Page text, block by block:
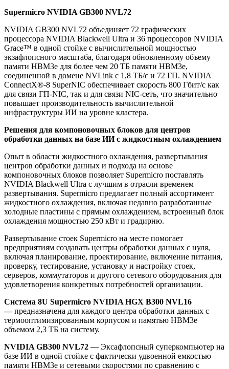
Supermicro NVIDIA GB300 NVL72
NVIDIA GB300 NVL72 объединяет 72 графических
процессора NVIDIA Blackwell Ultra и 36 процессоров NVIDIA
Grace™ в одной стойке с вычислительной мощностью
экзафлопсного масштаба, благодаря обновленному объему
памяти HBM3e для более чем 20 ТБ памяти HBM3e,
соединенной в домене NVLink с 1,8 ТБ/с и 72 ГП. NVIDIA
ConnectX®-8 SuperNIC обеспечивает скорость 800 Гбит/с как
для связи ГП-NIC, так и для связи NIC-сеть, что значительно
повышает производительность вычислительной
инфраструктуры ИИ на уровне кластера.
Решения для компоновочных блоков для центров
обработки данных на базе ИИ с жидкостным охлаждением
Опыт в области жидкостного охлаждения, развертывания
центров обработки данных и подхода на основе
компоновочных блоков позволяет Supermicro поставлять
NVIDIA Blackwell Ultra с лучшим в отрасли временем
развертывания. Supermicro предлагает полный ассортимент
жидкостного охлаждения, включая недавно разработанные
холодные пластины с прямым охлаждением, встроенный блок
охлаждения мощностью 250 кВт и градирню.
Развертывание стоек Supermicro на месте помогает
предприятиям создавать центры обработки данных с нуля,
включая планирование, проектирование, включение питания,
проверку, тестирование, установку и настройку стоек,
серверов, коммутаторов и другого сетевого оборудования для
удовлетворения конкретных потребностей организации.
Система 8U Supermicro NVIDIA HGX B300 NVL16
—предназначена для каждого центра обработки данных с
термооптимизированным корпусом и памятью HBM3e
объемом 2,3 ТБ на систему.
NVIDIA GB300 NVL72 —Эксафлопсный суперкомпьютер на
базе ИИ в одной стойке с фактически удвоенной емкостью
памяти HBM3e и сетевыми скоростями по сравнению с